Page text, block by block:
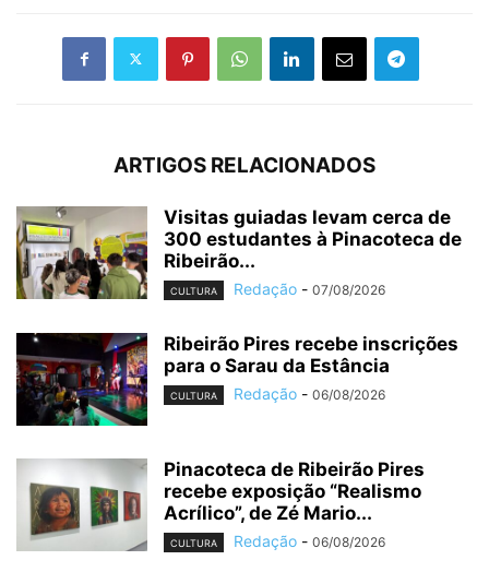
ARTIGOS RELACIONADOS
Visitas guiadas levam cerca de
300 estudantes à Pinacoteca de
Ribeirão...
CULTURA Redação - 07/08/2026
Ribeirão Pires recebe inscrições
para o Sarau da Estância
CULTURA Redação - 06/08/2026
Pinacoteca de Ribeirão Pires
recebe exposição “Realismo
Acrílico”, de Zé Mario...
CULTURA Redação - 06/08/2026